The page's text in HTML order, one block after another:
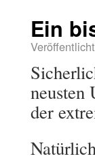
Ein
neusten
der